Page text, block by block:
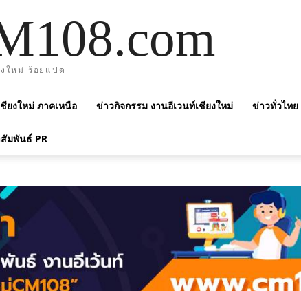
งใหม่ ร้อยแปด
ชียงใหม่ ภาคเหนือ ข่าวกิจกรรม งานอีเวนท์เชียงใหม่ ข่าวทั่วไทย
มพันธ์ PR